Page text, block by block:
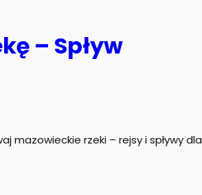
– Spływ
mazowieckie rzeki – rejsy i spływy dla